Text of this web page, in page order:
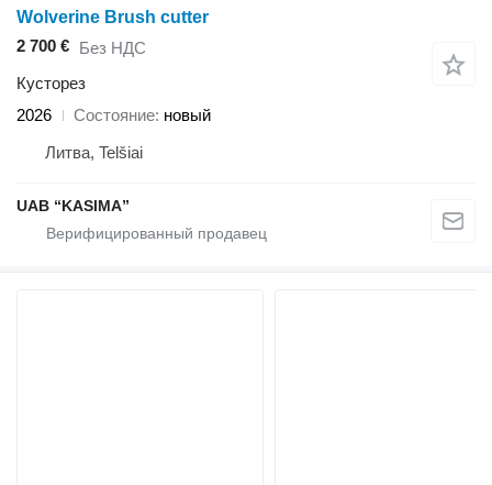
Wolverine Brush cutter
2 700 € Без НДС
Кусторез
2026
Состояние новый
Литва, Telšiai
UAB “KASIMA”